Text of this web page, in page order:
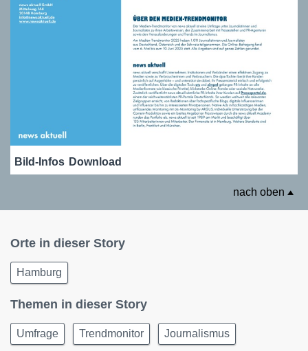
Bild-Infos Download
nach oben
Orte in dieser Story
Hamburg
Themen in dieser Story
Umfrage Trendmonitor Journalismus